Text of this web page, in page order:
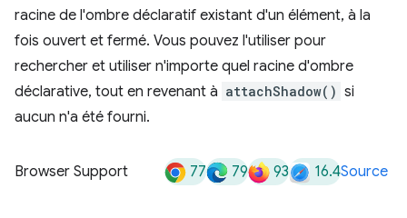
racine de l'ombre déclaratif existant d'un élément, à la
fois ouvert et fermé. Vous pouvez l'utiliser pour
rechercher et utiliser n'importe quel racine d'ombre
déclarative, tout en revenant à attachShadow() si
aucun n'a été fourni.
Browser Support 77 79 93 16.4Source